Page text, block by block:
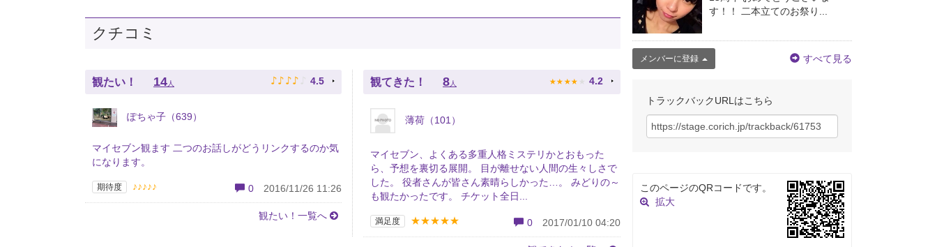
クチコミ
観たい！ 14 人 ♪ ♪ ♪ ♪ ♪ 4.5
ぽちゃ子（639）
マイセブン観ます 二つのお話しがどうリンクするのか気
になります。
期待度 ♪♪♪♪♪ 0 2016/11/26 11:26
観たい！一覧へ
観てきた！ 8 人 ★ ★ ★ ★ ★ 4.2
薄荷（101）
マイセブン、よくある多重人格ミステリかとおもった
ら、予想を裏切る展開。 目が離せない人間の生々しさで
した。 役者さんが皆さん素晴らしかった…。 みどりの～
も観たかったです。 チケット全日...
満足度 ★★★★★ 0 2017/01/10 04:20
す！！ 二本立てのお祭り...
メンバーに登録 すべて見る
トラックバックURLはこちら
このページのQRコードです。
拡大